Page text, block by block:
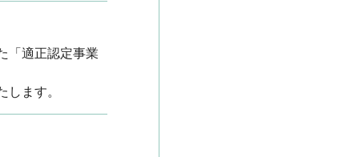
「適正認定事業
ます。